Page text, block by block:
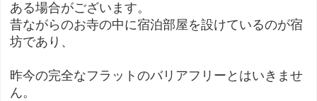
ある場合がございます。
昔ながらのお寺の中に宿泊部屋を設けているのが宿
坊であり、
昨今の完全なフラットのバリアフリーとはいきませ
ん。